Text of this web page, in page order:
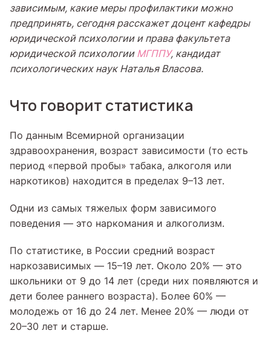
зависимым, какие меры профилактики можно
предпринять, сегодня расскажет доцент кафедры
юридической психологии и права факультета
юридической психологииМГППУ, кандидат
психологических наук Наталья Власова.
Что говорит статистика
По данным Всемирной организации
здравоохранения, возраст зависимости (то есть
период «первой пробы» табака, алкоголя или
наркотиков) находится в пределах 9–13 лет.
Одни из самых тяжелых форм зависимого
поведения — это наркомания и алкоголизм.
По статистике, в России средний возраст
наркозависимых — 15–19 лет. Около 20% — это
школьники от 9 до 14 лет (среди них появляются и
дети более раннего возраста). Более 60% —
молодежь от 16 до 24 лет. Менее 20% — люди от
20–30 лет и старше.